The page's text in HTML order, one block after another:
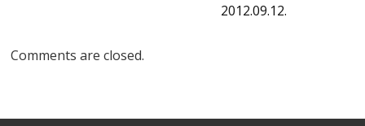
2012.09.12.
Comments are closed.